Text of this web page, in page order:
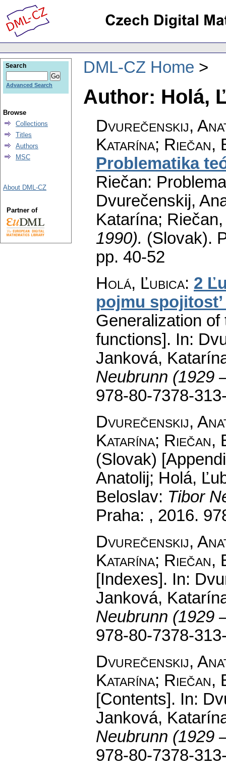
DML-CZ Home
Author: Holá,
Dvurečenskij,
Katarína; Riečan,
Problematika
Riečan:
Dvurečenskij,
Katarína;
1990). (Slovak).
pp. 40-52
Holá, Ľubica: 2
pojmu
Generalization
functions]. In:
Janková,
Neubrunn (1929
978-80-7378-
Dvurečenskij,
Katarína; Riečan,
(Slovak)
Anatolij; Holá,
Beloslav: Tibor
Praha: , 2016.
Dvurečenskij,
Katarína; Riečan,
[Indexes]. In:
Janková,
Neubrunn (1929
978-80-7378-
Dvurečenskij,
Katarína; Riečan,
[Contents]. In:
Janková,
Neubrunn (1929
978-80-7378-
Search
Advanced Search
Browse
Collections
Titles
Authors
MSC
About DML-CZ
Partner of